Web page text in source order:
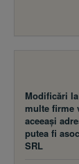
Modificări
multe firme
aceeaşi
putea fi
SRL